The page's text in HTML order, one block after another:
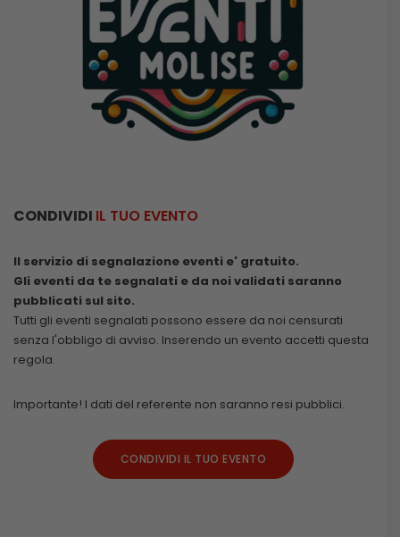
CONDIVIDI IL TUO EVENTO
Il servizio di segnalazione eventi e' gratuito.
Gli eventi da te segnalati e da noi validati saranno
pubblicati sul sito.
Tutti gli eventi segnalati possono essere da noi censurati
senza l'obbligo di avviso. Inserendo un evento accetti questa
regola.
Importante! I dati del referente non saranno resi pubblici.
CONDIVIDI IL TUO EVENTO